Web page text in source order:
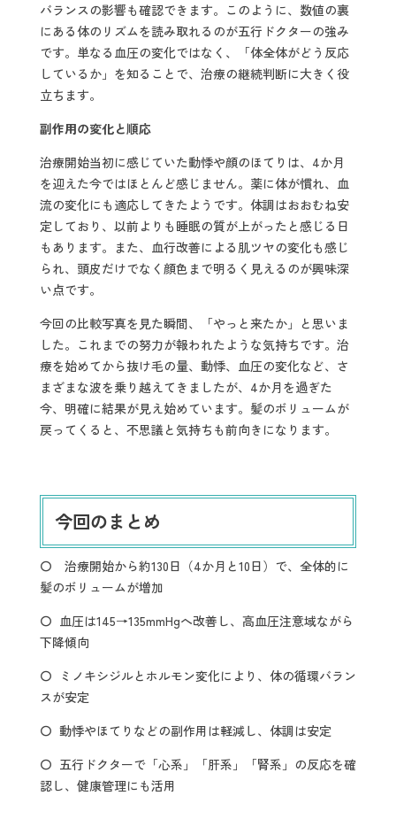
バランスの影響も確認できます。このように、数値の裏
にある体のリズムを読み取れるのが五行ドクターの強み
です。単なる血圧の変化ではなく、「体全体がどう反応
しているか」を知ることで、治療の継続判断に大きく役
立ちます。
副作用の変化と順応
治療開始当初に感じていた動悸や顔のほてりは、4か月
を迎えた今ではほとんど感じません。薬に体が慣れ、血
流の変化にも適応してきたようです。体調はおおむね安
定しており、以前よりも睡眠の質が上がったと感じる日
もあります。また、血行改善による肌ツヤの変化も感じ
られ、頭皮だけでなく顔色まで明るく見えるのが興味深
い点です。
今回の比較写真を見た瞬間、「やっと来たか」と思いま
した。これまでの努力が報われたような気持ちです。治
療を始めてから抜け毛の量、動悸、血圧の変化など、さ
まざまな波を乗り越えてきましたが、4か月を過ぎた
今、明確に結果が見え始めています。髪のボリュームが
戻ってくると、不思議と気持ちも前向きになります。
今回のまとめ
〇 治療開始から約130日（4か月と10日）で、全体的に
髪のボリュームが増加
〇 血圧は145→135mmHgへ改善し、高血圧注意域ながら
下降傾向
〇 ミノキシジルとホルモン変化により、体の循環バラン
スが安定
〇 動悸やほてりなどの副作用は軽減し、体調は安定
〇 五行ドクターで「心系」「肝系」「腎系」の反応を確
認し、健康管理にも活用